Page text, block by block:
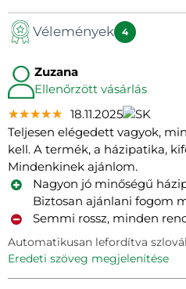
Vélemények 4
Zuzana
Ellenőrzött vásárlás
★★★★★
★★★★★
★★★★★ 18.11.2025
Teljesen elégedett vagyok,
kell. A termék, a házipatika,
Mindenkinek ajánlom.
Nagyon jó minőségű
Biztosan ajánlani fogom
Semmi rossz, minden
Automatikusan lefordítva
eredeti szöveg megjelenítése